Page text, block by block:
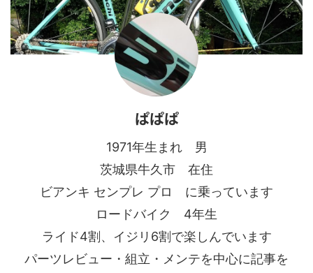
ぱぱぱ
1971年生まれ 男
茨城県牛久市 在住
ビアンキ センプレ プロ に乗っています
ロードバイク 4年生
ライド4割、イジリ6割で楽しんでいます
パーツレビュー・組立・メンテを中心に記事を